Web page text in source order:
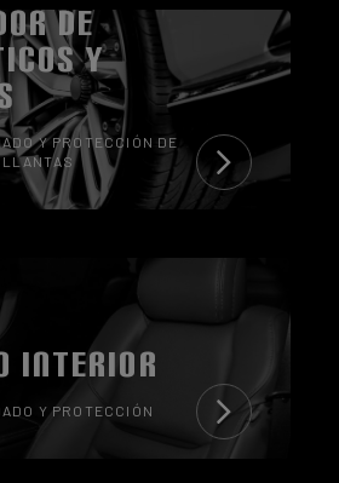
DE
Y
Y PROTECCIÓN DE
LLANTAS
INTERIOR
Y PROTECCIÓN